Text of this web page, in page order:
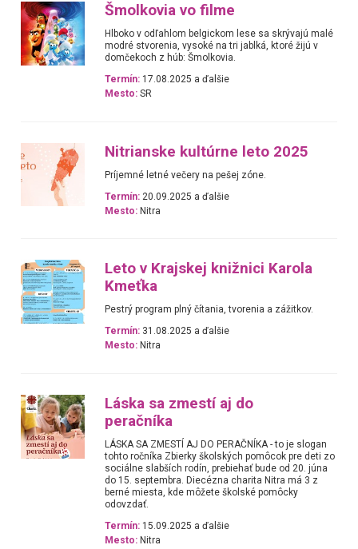
Šmolkovia vo filme
Hlboko v odľahlom belgickom lese sa skrývajú malé
modré stvorenia, vysoké na tri jablká, ktoré žijú v
domčekoch z húb: Šmolkovia.
Termín: 17.08.2025 a ďalšie
Mesto: SR
Nitrianske kultúrne leto 2025
Príjemné letné večery na pešej zóne.
Termín: 20.09.2025 a ďalšie
Mesto: Nitra
Leto v Krajskej knižnici Karola
Kmeťka
Pestrý program plný čítania, tvorenia a zážitkov.
Termín: 31.08.2025 a ďalšie
Mesto: Nitra
Láska sa zmestí aj do
peračníka
LÁSKA SA ZMESTÍ AJ DO PERAČNÍKA - to je slogan
tohto ročníka Zbierky školských pomôcok pre deti zo
sociálne slabších rodín, prebiehať bude od 20. júna
do 15. septembra. Diecézna charita Nitra má 3 z
berné miesta, kde môžete školské pomôcky
odovzdať.
Termín: 15.09.2025 a ďalšie
Mesto: Nitra